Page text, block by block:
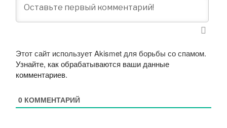
Этот сайт использует Akismet для борьбы со спамом.
Узнайте, как обрабатываются ваши данные
комментариев.
0 КОММЕНТАРИЙ